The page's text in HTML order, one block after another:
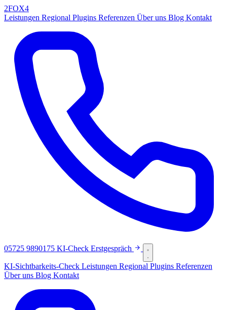
2FOX4
Leistungen Regional Plugins Referenzen Über uns Blog Kontakt
05725 9890175 KI-Check Erstgespräch
KI-Sichtbarkeits-Check Leistungen Regional Plugins Referenzen
Über uns Blog Kontakt